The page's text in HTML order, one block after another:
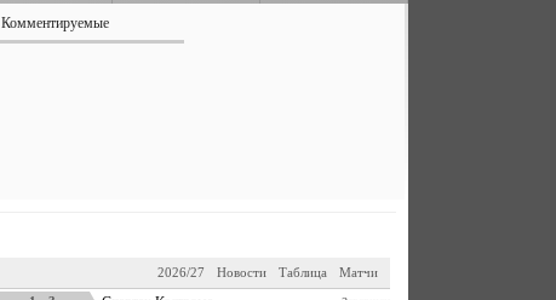
Комментируемые
Матчи
Таблица
Новости
2026/27